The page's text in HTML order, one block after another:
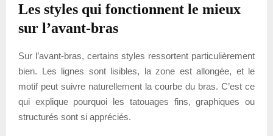
Les styles qui fonctionnent le mieux
sur l’avant-bras
Sur l’avant-bras, certains styles ressortent particulièrement
bien. Les lignes sont lisibles, la zone est allongée, et le
motif peut suivre naturellement la courbe du bras. C’est ce
qui explique pourquoi les tatouages fins, graphiques ou
structurés sont si appréciés.